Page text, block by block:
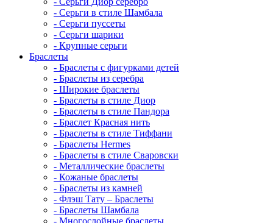
- Серьги в стиле Шамбала
- Серьги пуссеты
- Серьги шарики
- Крупные серьги
Браслеты
- Браслеты с фигурками детей
- Браслеты из серебра
- Широкие браслеты
- Браслеты в стиле Диор
- Браслеты в стиле Пандора
- Браслет Красная нить
- Браслеты в стиле Тиффани
- Браслеты Hermes
- Браслеты в стиле Сваровски
- Металлические браслеты
- Кожаные браслеты
- Браслеты из камней
- Флэш Тату – Браслеты
- Браслеты Шамбала
- Многослойные браслеты